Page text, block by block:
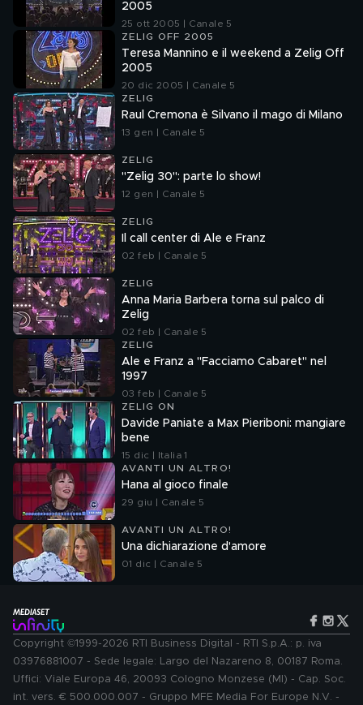
2005
25 ott 2005 | Canale 5
ZELIG OFF 2005
Teresa Mannino e il weekend a Zelig Off
2005
20 dic 2005 | Canale 5
ZELIG
Raul Cremona è Silvano il mago di Milano
13 gen | Canale 5
ZELIG
"Zelig 30": parte lo show!
12 gen | Canale 5
ZELIG
Il call center di Ale e Franz
02 feb | Canale 5
ZELIG
Anna Maria Barbera torna sul palco di
Zelig
02 feb | Canale 5
ZELIG
Ale e Franz a "Facciamo Cabaret" nel
1997
03 feb | Canale 5
ZELIG ON
Davide Paniate a Max Pieriboni: mangiare
bene
15 dic | Italia 1
AVANTI UN ALTRO!
Hana al gioco finale
29 giu | Canale 5
AVANTI UN ALTRO!
Una dichiarazione d'amore
01 dic | Canale 5
Copyright ©1999-2026 RTI Business Digital - RTI S.p.A.: p. iva
03976881007 - Sede legale: Largo del Nazareno 8, 00187 Roma.
Uffici: Viale Europa 46, 20093 Cologno Monzese (MI) - Cap. Soc.
int. vers. € 500.000.007 - Gruppo MFE Media For Europe N.V. -